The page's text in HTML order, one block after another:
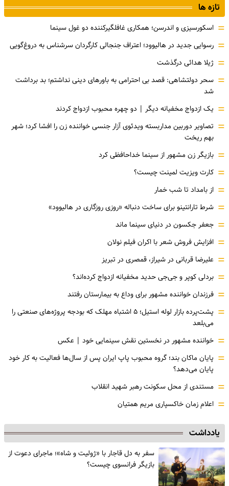
تازه ها
= اسکورسیزی و اندرسن؛ همکاری غافلگیرکننده دو غول سینما
= رسوایی جدید در هالیوود؛ اعتراف جنجالی کارگردان سرشناس به دروغ‌گویی
= ژیلا هدائی درگذشت
= سحر دولتشاهی: قصد بی احترامی به باورهای دینی نداشتم؛ بد برداشت
شد
= یک ازدواج مخفیانه دیگر | دو چهره محبوب ازدواج کردند
= تصاویر دوربین مداربسته ویدئوی آزار جنسی خواننده زن را افشا کرد؛ شهر
بهم ریخت
= بازیگر زن مشهور از سینما خداحافظی کرد
= کارت ویزیت لمینت چیست؟
= از بامداد تا شب خمار
= شرط تارانتینو برای ساخت دنباله «روزی روزگاری در هالیوود»
= جعفر جکسون در دنیای سینما ماند
= افزایش فروش شعر با اکران فیلم نولان
= علیرضا قربانی در شیراز، قمصری در تبریز
= بردلی کوپر و جی‌جی حدید مخفیانه ازدواج کرده‌اند؟
= فرزندان خواننده مشهور برای وداع به بیمارستان رفتند
=
پشت‌پرده بازار لوله استیل؛ ۵ اشتباه مهلک که بودجه پروژه‌های صنعتی را
می‌بلعد
= خواننده مشهور در نخستین نقش سینمایی خود |‌ عکس
= پایان ماکان بند؛ گروه محبوب پاپ ایران پس از سال‌ها فعالیت به کار خود
پایان می‌دهد؟
= مستندی از محل سکونت رهبر شهید انقلاب
= اعلام زمان خاکسپاری مریم همتیان
یادداشت
سفر به دل قاجار با «ژولیت و شاه»؛ ماجرای دعوت از
‌بازیگر فرانسوی چیست؟